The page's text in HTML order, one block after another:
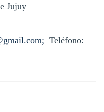
Jujuy
Teléfono: